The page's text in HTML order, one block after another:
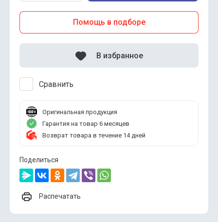
Помощь в подборе
Сравнить
В избранное
Оригинальная продукция
Гарантия на товар 6 месяцев
Возврат товара в течение 14 дней
Поделиться
Распечатать